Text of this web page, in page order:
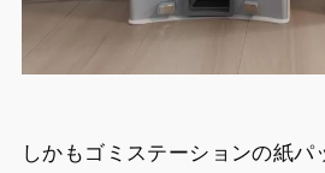
しかもゴミステーションの紙パ